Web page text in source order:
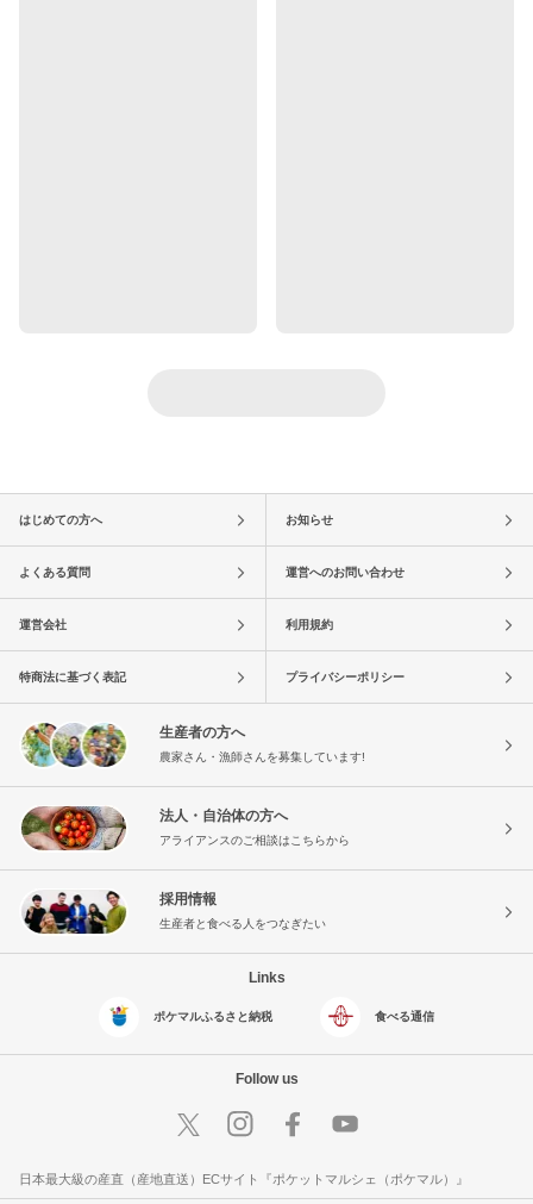
はじめての方へ お知らせ
よくある質問 運営へのお問い合わせ
運営会社 利用規約
特商法に基づく表記 プライバシーポリシー
生産者の方へ
農家さん・漁師さんを募集しています!
法人・自治体の方へ
アライアンスのご相談はこちらから
採用情報
生産者と食べる人をつなぎたい
Links
ポケマルふるさと納税 食べる通信
Follow us
日本最大級の産直（産地直送）ECサイト『ポケットマルシェ（ポケマル）』